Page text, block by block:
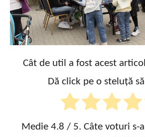
Cât de util a fost acest
Dă click pe o steluță
Medie 4.8 / 5. Câte voturi s-